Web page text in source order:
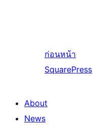
ก่อนหน้า
SquarePress
About
News